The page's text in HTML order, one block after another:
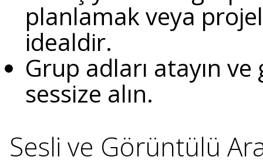
planlamak veya
idealdir.
Grup adları atayın
sessize alın.
Sesli ve Görüntülü